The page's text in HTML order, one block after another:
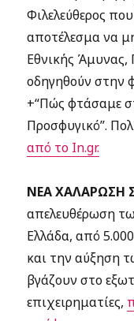
Φιλελεύθερος
αποτέλεσμα να
Εθνικής
οδηγηθούν στην
+“Πώς φτάσαμε
Προσφυγικό”.
από το In.gr.
ΝΕΑ ΧΑΛΑΡΩΣΗ
απελευθέρωση
Ελλάδα, από
και την αύξηση
βγάζουν στο
επιχειρηματίες,